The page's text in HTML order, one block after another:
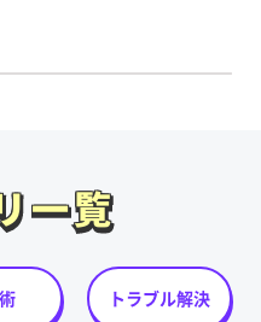
一覧
一覧
トラブル解決